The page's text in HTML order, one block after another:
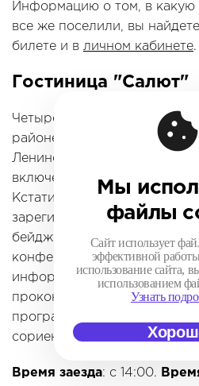
Информацию о том, в какую
все же поселили, вы
билете и в личном кабинете.
Гостиница "Салют"
Четырехзвездочный отель
районе м. Юго-Западная.
Ленинский проспект, дом
включен завтрак.
Кстати, прямо в гостинице
зарегистрироваться (7-8
бейдж участника. Также на
конференции в отеле будет
информационная стойка,
проконсультировать по
программы конференции,
сориентироваться в Москве
Время заезда: с 14:00.
Мы
файлы
Сайт использует
эффективной
использование сайта,
использованием
Узнать